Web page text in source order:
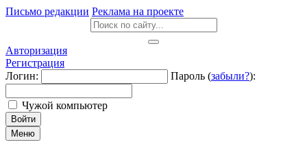
Письмо редакции Реклама на проекте
Авторизация
Регистрация
Логин:
Пароль (забыли?):
Чужой компьютер
Войти
Меню